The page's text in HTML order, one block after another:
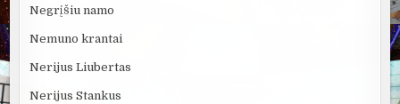
Negrįšiu namo
Nemuno krantai
Nerijus Liubertas
Nerijus Stankus